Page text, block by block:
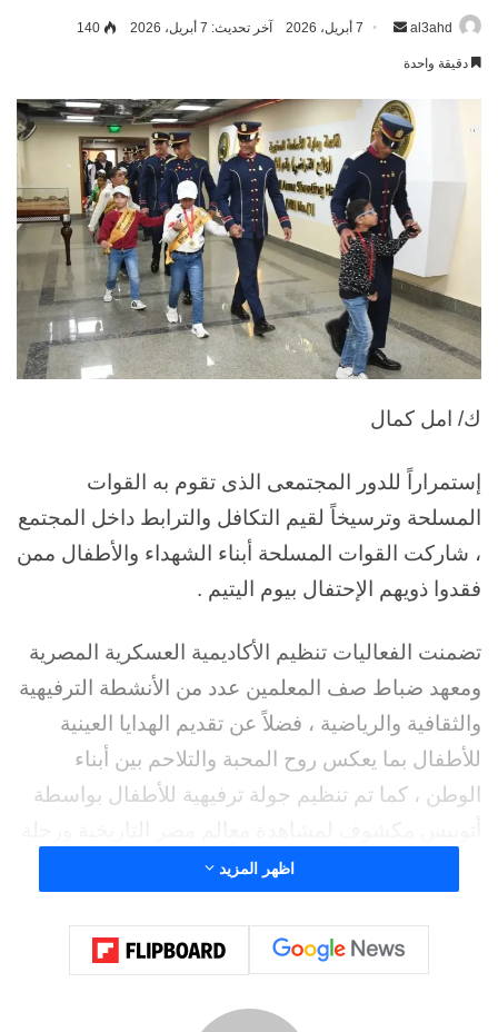
al3ahd
أرسل 7 أبريل، 2026 آخر تحديث: 7 أبريل، 2026 140
دقيقة واحدة
ك/ امل كمال
إستمراراً للدور المجتمعى الذى تقوم به القوات
المسلحة وترسيخاً لقيم التكافل والترابط داخل المجتمع
، شاركت القوات المسلحة أبناء الشهداء والأطفال ممن
فقدوا ذويهم الإحتفال بيوم اليتيم .
تضمنت الفعاليات تنظيم الأكاديمية العسكرية المصرية
ومعهد ضباط صف المعلمين عدد من الأنشطة الترفيهية
والثقافية والرياضية ، فضلاً عن تقديم الهدايا العينية
للأطفال بما يعكس روح المحبة والتلاحم بين أبناء
الوطن ، كما تم تنظيم جولة ترفيهية للأطفال بواسطة
نيلية للإستمتاع بنهر النيل الخالد ، كما شارك عدد من
والدورات المدنية بالأكاديمية فى الفعاليات مؤكدين
إهتمام القوات المسلحة برعاية النشء بإعتبارهم أمل
المستقبل وركيزة بناء الوطن .
اظهر المزيد